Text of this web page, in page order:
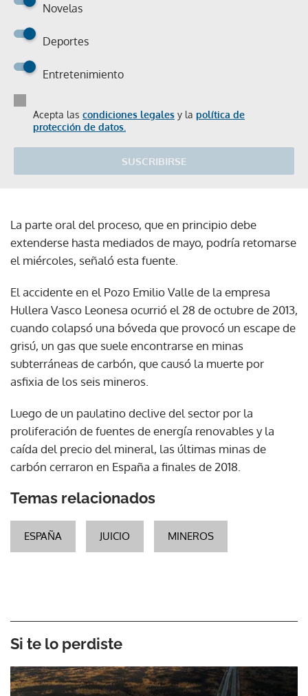
Novelas
Deportes
Entretenimiento
Acepta las condiciones legales y la política de
protección de datos.
SUSCRIBIRSE
La parte oral del proceso, que en principio debe
extenderse hasta mediados de mayo, podría retomarse
el miércoles, señaló esta fuente.
El accidente en el Pozo Emilio Valle de la empresa
Hullera Vasco Leonesa ocurrió el 28 de octubre de 2013,
cuando colapsó una bóveda que provocó un escape de
grisú, un gas que suele encontrarse en minas
subterráneas de carbón, que causó la muerte por
asfixia de los seis mineros.
Luego de un paulatino declive del sector por la
proliferación de fuentes de energía renovables y la
caída del precio del mineral, las últimas minas de
carbón cerraron en España a finales de 2018.
Temas relacionados
ESPAÑA JUICIO MINEROS
Si te lo perdiste